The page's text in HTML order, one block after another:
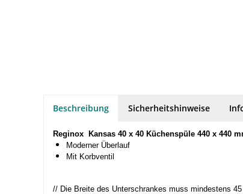
Beschreibung Sicherheitshinweise
Reginox Kansas 40 x 40 Küchenspüle 440 x 440
Moderner Überlauf
Mit Korbventil
// Die Breite des Unterschrankes muss mindestens